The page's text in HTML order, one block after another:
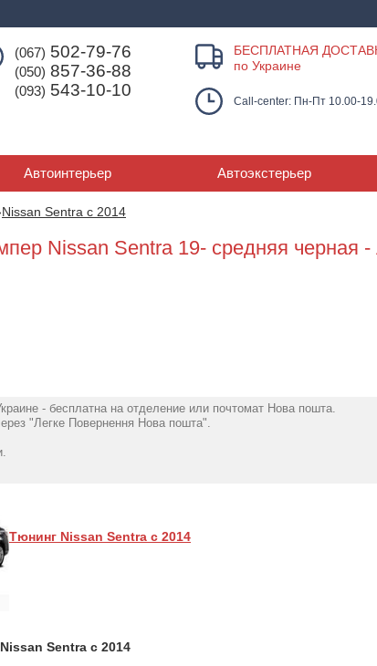
(067) 502-79-76
(050) 857-36-88
(093) 543-10-10
БЕСПЛАТНАЯ
по Украине
Call-center: Пн-Пт 10.00-
Автоинтерьер Автоэкстерьер
Nissan Sentra с 2014
Nissan Sentra 19- средняя черная -
- бесплатна на отделение или почтомат Нова пошта.
"Легке Повернення Нова пошта".
Тюнинг Nissan Sentra с 2014
Nissan Sentra с 2014